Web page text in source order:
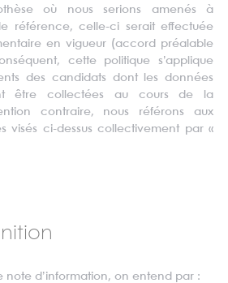
où nous serions amenés à
référence, celle-ci serait effectuée
en vigueur (accord préalable
cette politique s’applique
des candidats dont les données
être collectées au cours de la
contraire, nous référons aux
visés ci-dessus collectivement par «
note d’information, on entend par :